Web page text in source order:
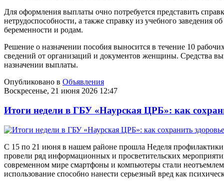
Для оформления выплаты очно потребуется представить
нетрудоспособности, а также справку из учебного заведения
беременности и родам.
Решение о назначении пособия выносится в течение 10
сведений от организаций и документов женщины. Средства
назначении выплаты.
Опубликовано в Объявления
Воскресенье, 21 июня 2026 12:47
Итоги недели в ГБУ «Наурская ЦРБ»: как
С 15 по 21 июня в нашем районе прошла Неделя
провели ряд информационных и просветительских
современном мире смартфоны и компьютеры стали
использование способно нанести серьезный вред как